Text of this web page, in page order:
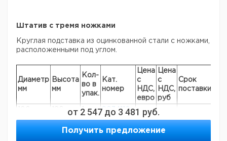
Штатив с тремя ножками
Круглая подставка из оцинкованной стали с ножками,
расположенными под углом.
Диаметр
мм
Высота
мм
Кол-
во в
упак.
Кат.
номер
Цена
с
НДС,
евро
Цена
с
НДС,
руб
Срок
поставки
1
9034110
120
210 1
9034112
250 1
6200910
от 2 547 до 3 481 руб.
Получить предложение